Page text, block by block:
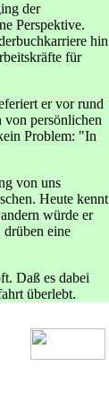
der
Perspektive.
hin
für
er vor rund
persönlichen
Problem: "In
von uns
Heute kennt
würde er
drüben eine
Daß es dabei
überlebt.